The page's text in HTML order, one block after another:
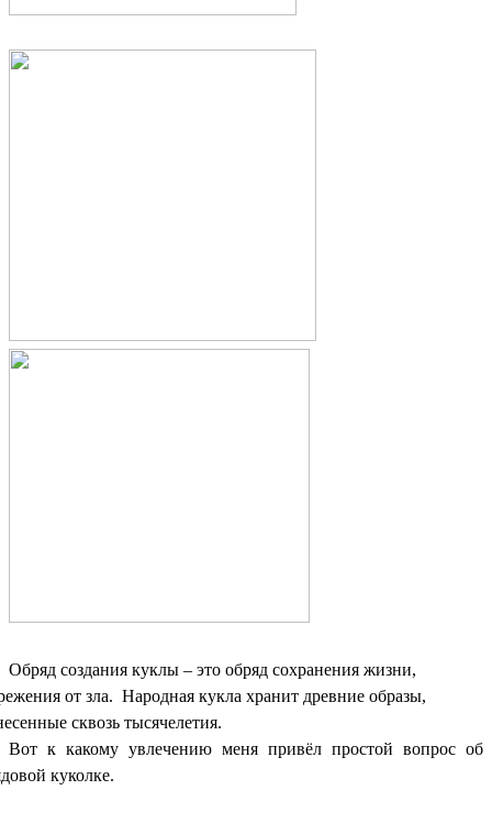
Обряд создания куклы – это обряд сохранения жизни,
от зла. Народная кукла хранит древние образы,
сквозь тысячелетия.
Вот к какому увлечению меня привёл простой вопрос об
куколке.